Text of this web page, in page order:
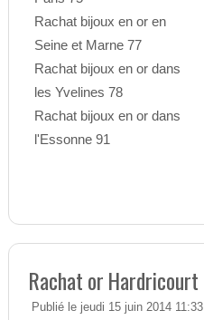
Rachat bijoux en or en
Seine et Marne 77
Rachat bijoux en or dans
les Yvelines 78
Rachat bijoux en or dans
l'Essonne 91
Rachat or Hardricourt
Publié le jeudi 15 juin 2014 11:33